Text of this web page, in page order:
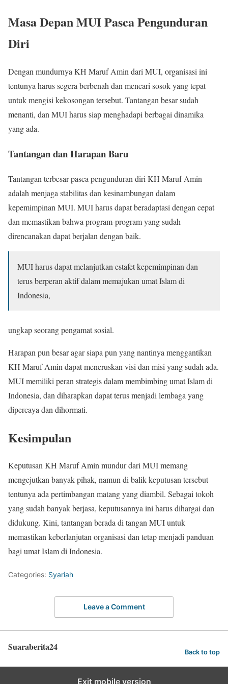
Masa Depan MUI Pasca Pengunduran
Diri
Dengan mundurnya KH Maruf Amin dari MUI, organisasi ini
tentunya harus segera berbenah dan mencari sosok yang tepat
untuk mengisi kekosongan tersebut. Tantangan besar sudah
menanti, dan MUI harus siap menghadapi berbagai dinamika
yang ada.
Tantangan dan Harapan Baru
Tantangan terbesar pasca pengunduran diri KH Maruf Amin
adalah menjaga stabilitas dan kesinambungan dalam
kepemimpinan MUI. MUI harus dapat beradaptasi dengan cepat
dan memastikan bahwa program-program yang sudah
direncanakan dapat berjalan dengan baik.
MUI harus dapat melanjutkan estafet kepemimpinan dan
terus berperan aktif dalam memajukan umat Islam di
Indonesia,
ungkap seorang pengamat sosial.
Harapan pun besar agar siapa pun yang nantinya menggantikan
KH Maruf Amin dapat meneruskan visi dan misi yang sudah ada.
MUI memiliki peran strategis dalam membimbing umat Islam di
Indonesia, dan diharapkan dapat terus menjadi lembaga yang
dipercaya dan dihormati.
Kesimpulan
Keputusan KH Maruf Amin mundur dari MUI memang
mengejutkan banyak pihak, namun di balik keputusan tersebut
tentunya ada pertimbangan matang yang diambil. Sebagai tokoh
yang sudah banyak berjasa, keputusannya ini harus dihargai dan
didukung. Kini, tantangan berada di tangan MUI untuk
memastikan keberlanjutan organisasi dan tetap menjadi panduan
bagi umat Islam di Indonesia.
Categories: Syariah
Leave a Comment
Suaraberita24 Back to top
Exit mobile version